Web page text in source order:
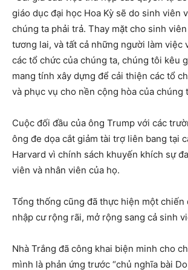
giáo dục đại học Hoa Kỳ sẽ do sinh viên
chúng ta phải trả. Thay mặt cho sinh
tương lai, và tất cả những người làm việc
các tổ chức của chúng ta, chúng tôi kêu
mang tính xây dựng để cải thiện các tổ
và phục vụ cho nền cộng hòa của chúng
Cuộc đối đầu của ông Trump với các
ông đe dọa cắt giảm tài trợ liên bang tại
Harvard vì chính sách khuyến khích sự
viên và nhân viên của họ.
Tổng thống cũng đã thực hiện một chiến
nhập cư rộng rãi, mở rộng sang cả sinh
Nhà Trắng đã công khai biện minh cho
mình là phản ứng trước “chủ nghĩa bài